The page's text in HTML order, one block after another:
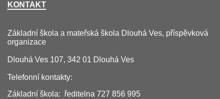
KONTAKT
Základní škola a mateřská škola Dlouhá Ves, příspěvková
organizace
Dlouhá Ves 107, 342 01 Dlouhá Ves
Telefonní kontakty:
Základní škola: ředitelna 727 856 995